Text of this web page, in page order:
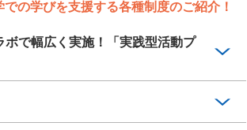
の学びを支援する各種制度のご紹介！
ボで幅広く実施！「実践型活動プ